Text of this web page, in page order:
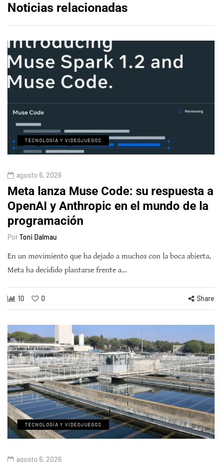
Noticias relacionadas
TECNOLOGÍA Y VIDEOJUEGOS
agosto 6, 2026
Meta lanza Muse Code: su respuesta a
OpenAI y Anthropic en el mundo de la
programación
PorToni Dalmau
En un movimiento que ha dejado a muchos con la boca abierta,
Meta ha decidido plantarse frente a…
10 0 Share
TECNOLOGÍA Y VIDEOJUEGOS
agosto 6, 2026